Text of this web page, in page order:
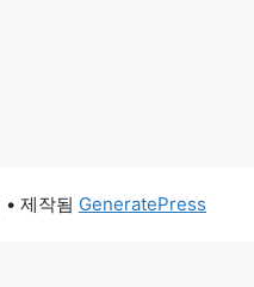
• 제작됨 GeneratePress